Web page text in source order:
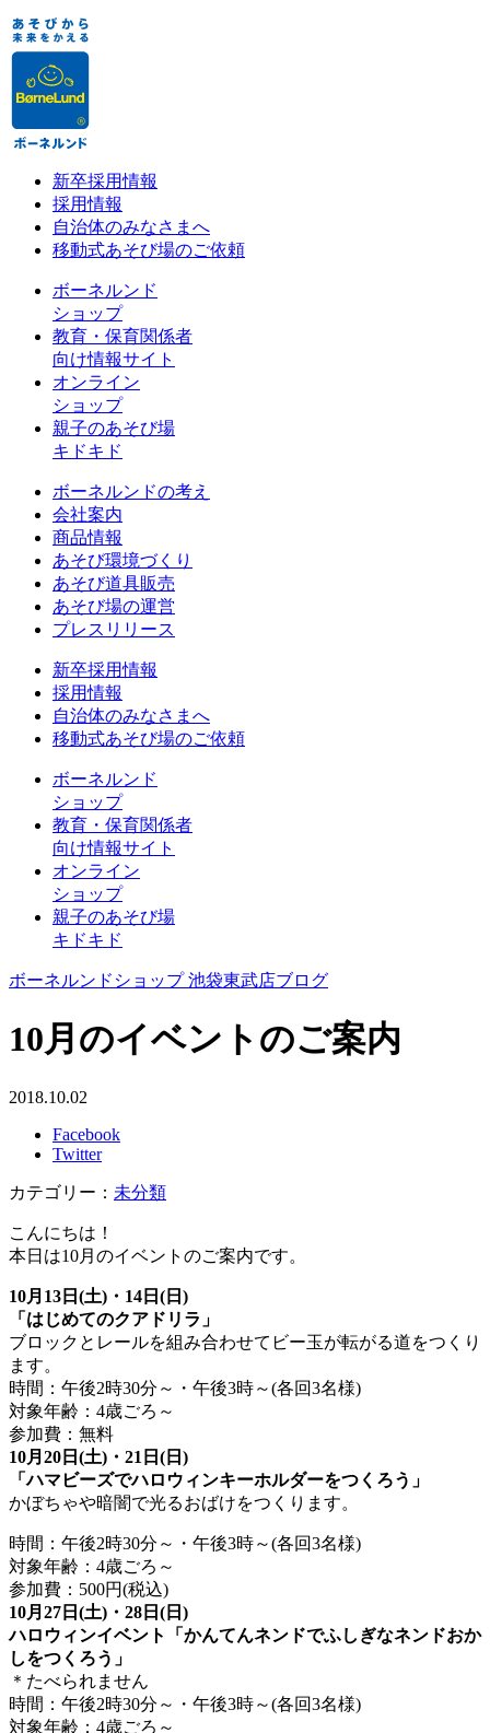
新卒採用情報
採用情報
自治体のみなさまへ
移動式あそび場のご依頼
ボーネルンド
ショップ
教育・保育関係者
向け情報サイト
オンライン
ショップ
親子のあそび場
キドキド
ボーネルンドの考え
会社案内
商品情報
あそび環境づくり
あそび道具販売
あそび場の運営
プレスリリース
新卒採用情報
採用情報
自治体のみなさまへ
移動式あそび場のご依頼
ボーネルンド
ショップ
教育・保育関係者
向け情報サイト
オンライン
ショップ
親子のあそび場
キドキド
ボーネルンドショップ 池袋東武店ブログ
10月のイベントのご案内
2018.10.02
Facebook
Twitter
カテゴリー： 未分類
こんにちは！
本日は10月のイベントのご案内です。
10月13日(土)・14日(日)
「はじめてのクアドリラ」
ブロックとレールを組み合わせてビー玉が転がる道をつくり
ます。
時間：午後2時30分～・午後3時～(各回3名様)
対象年齢：4歳ごろ～
参加費：無料
10月20日(土)・21日(日)
「ハマビーズでハロウィンキーホルダーをつくろう」
かぼちゃや暗闇で光るおばけをつくります。
時間：午後2時30分～・午後3時～(各回3名様)
対象年齢：4歳ごろ～
参加費：500円(税込)
10月27日(土)・28日(日)
ハロウィンイベント「かんてんネンドでふしぎなネンドおか
しをつくろう」
＊たべられません
時間：午後2時30分～・午後3時～(各回3名様)
対象年齢：4歳ごろ～